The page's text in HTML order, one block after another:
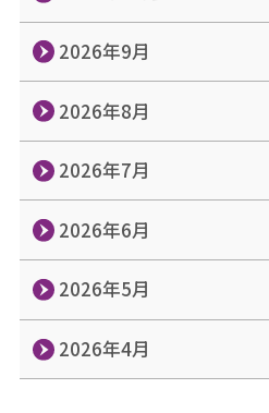
2026年9月
2026年8月
2026年7月
2026年6月
2026年5月
2026年4月